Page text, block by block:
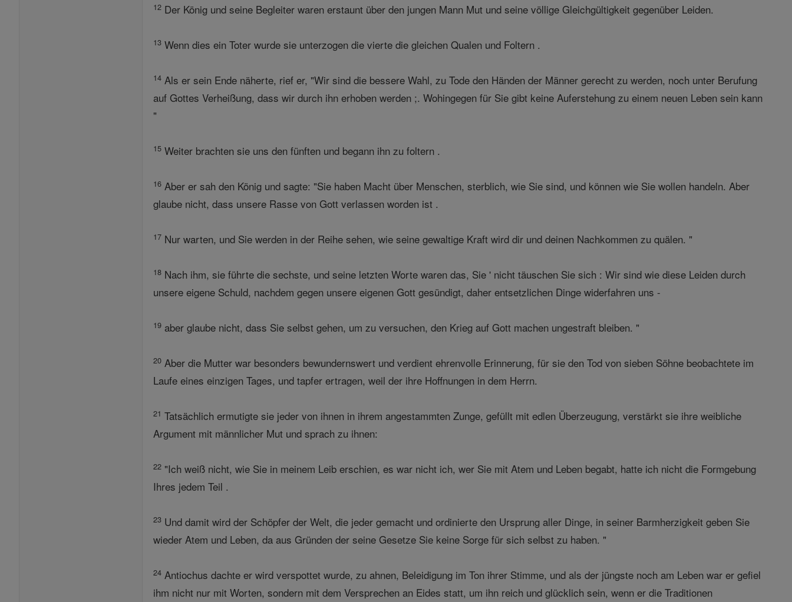
12 Der König und seine Begleiter waren erstaunt über den jungen Mann Mut und seine völlige Gleichgültigkeit gegenüber Leiden.
13 Wenn dies ein Toter wurde sie unterzogen die vierte die gleichen Qualen und Foltern .
14 Als er sein Ende näherte, rief er, "Wir sind die bessere Wahl, zu Tode den Händen der Männer gerecht zu werden, noch unter Berufung
auf Gottes Verheißung, dass wir durch ihn erhoben werden ;. Wohingegen für Sie gibt keine Auferstehung zu einem neuen Leben sein kann
"
15 Weiter brachten sie uns den fünften und begann ihn zu foltern .
16 Aber er sah den König und sagte: "Sie haben Macht über Menschen, sterblich, wie Sie sind, und können wie Sie wollen handeln. Aber
glaube nicht, dass unsere Rasse von Gott verlassen worden ist .
17 Nur warten, und Sie werden in der Reihe sehen, wie seine gewaltige Kraft wird dir und deinen Nachkommen zu quälen. "
18 Nach ihm, sie führte die sechste, und seine letzten Worte waren das, Sie ' nicht täuschen Sie sich : Wir sind wie diese Leiden durch
unsere eigene Schuld, nachdem gegen unsere eigenen Gott gesündigt, daher entsetzlichen Dinge widerfahren uns -
19 aber glaube nicht, dass Sie selbst gehen, um zu versuchen, den Krieg auf Gott machen ungestraft bleiben. "
20 Aber die Mutter war besonders bewundernswert und verdient ehrenvolle Erinnerung, für sie den Tod von sieben Söhne beobachtete im
Laufe eines einzigen Tages, und tapfer ertragen, weil der ihre Hoffnungen in dem Herrn.
21 Tatsächlich ermutigte sie jeder von ihnen in ihrem angestammten Zunge, gefüllt mit edlen Überzeugung, verstärkt sie ihre weibliche
Argument mit männlicher Mut und sprach zu ihnen:
22 "Ich weiß nicht, wie Sie in meinem Leib erschien, es war nicht ich, wer Sie mit Atem und Leben begabt, hatte ich nicht die Formgebung
Ihres jedem Teil .
23 Und damit wird der Schöpfer der Welt, die jeder gemacht und ordinierte den Ursprung aller Dinge, in seiner Barmherzigkeit geben Sie
wieder Atem und Leben, da aus Gründen der seine Gesetze Sie keine Sorge für sich selbst zu haben. "
24 Antiochus dachte er wird verspottet wurde, zu ahnen, Beleidigung im Ton ihrer Stimme, und als der jüngste noch am Leben war er gefiel
ihm nicht nur mit Worten, sondern mit dem Versprechen an Eides statt, um ihn reich und glücklich sein, wenn er die Traditionen